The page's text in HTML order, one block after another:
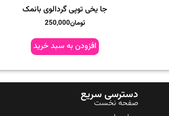
جا یخی توپی گردالوی بانمک
تومان250,000
افزودن به سبد خرید
دسترسی سریع
صفحه نخست